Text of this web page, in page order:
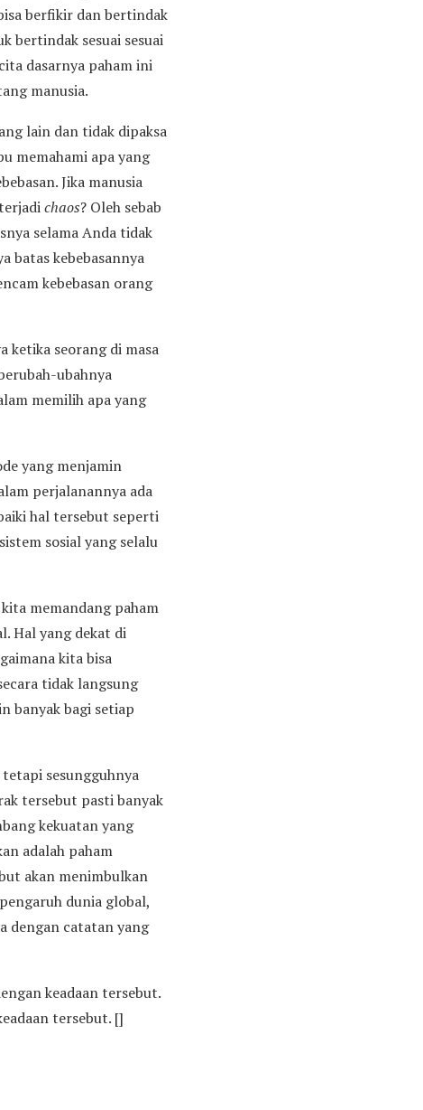
berfikir dan bertindak
bertindak sesuai sesuai
dasarnya paham ini
manusia.
lain dan tidak dipaksa
memahami apa yang
Jika manusia
chaos? Oleh sebab
selama Anda tidak
batas kebebasannya
kebebasan orang
ketika seorang di masa
ubahnya
memilih apa yang
yang menjamin
perjalanannya ada
hal tersebut seperti
sosial yang selalu
memandang paham
Hal yang dekat di
kita bisa
tidak langsung
banyak bagi setiap
sesungguhnya
tersebut pasti banyak
kekuatan yang
adalah paham
akan menimbulkan
dunia global,
dengan catatan yang
keadaan tersebut.
tersebut. []